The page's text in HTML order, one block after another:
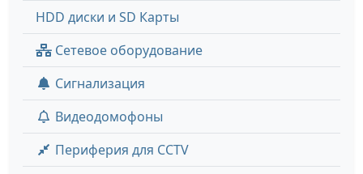
HDD диски и SD Карты
Сетевое оборудование
Сигнализация
Видеодомофоны
Периферия для CCTV